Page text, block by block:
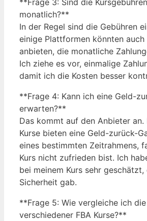
monatlich?**
In der Regel sind die Gebühren
einige Plattformen könnten
anbieten, die monatliche
Ich ziehe es vor, einmalige
damit ich die Kosten besser
**Frage 4: Kann ich eine Geld-
erwarten?**
Das kommt auf den Anbieter an.
Kurse bieten eine Geld-zurück-
eines bestimmten Zeitrahmens,
Kurs nicht zufrieden bist. Ich
bei meinem Kurs sehr
Sicherheit gab.
**Frage 5: Wie vergleiche ich
verschiedener FBA Kurse?**